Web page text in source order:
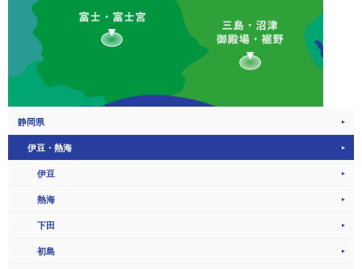
静岡県
伊豆・熱海
伊豆
熱海
下田
初島